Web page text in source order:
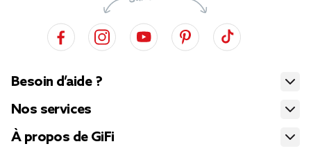
Besoin d’aide ?
Nos services
À propos de GiFi